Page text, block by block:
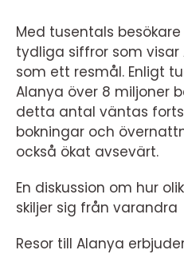
Med tusentals
tydliga siffror som
som ett resmål. Enligt
Alanya över 8 miljoner
detta antal väntas
bokningar och
också ökat avsevärt.
En diskussion om hur
skiljer sig från varandra
Resor till Alanya